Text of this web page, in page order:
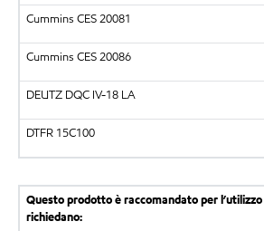
Cummins CES 20081
Cummins CES 20086
DEUTZ DQC IV-18 LA
DTFR 15C100
Questo prodotto è raccomandato per
richiedano: